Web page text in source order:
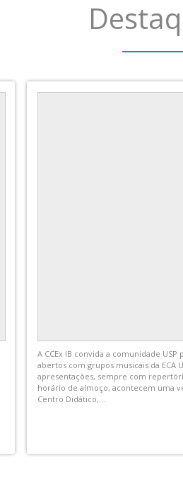
O Dep. de Zoologia do IB USP
seu Ciclo de Seminários, focando na
novos docentes e jovens
teremos quatro palestras realizadas
de agosto,...